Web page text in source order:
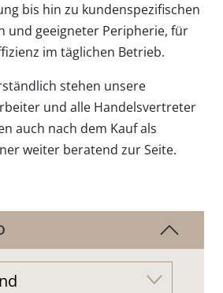
bis hin zu kundenspezifischen
und geeigneter Peripherie, für
im täglichen Betrieb.
stehen unsere
und alle Handelsvertreter
auch nach dem Kauf als
weiter beratend zur Seite.